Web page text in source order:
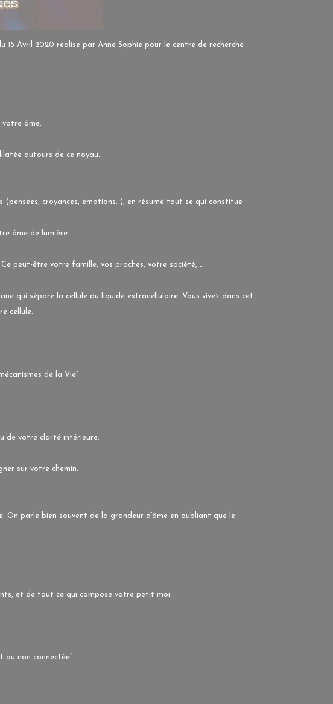
15 Avril 2020 réalisé par Anne Sophie pour le centre de recherche
votre âme.
autours de ce noyau.
croyances, émotions…), en résumé tout se qui constitue
âme de lumière.
peut-être votre famille, vos proches, votre société, ….
qui sépare la cellule du liquide extracellulaire. Vous vivez dans cet
cellule.
de la Vie”
de votre clarté intérieure.
sur votre chemin.
parle bien souvent de la grandeur d’âme en oubliant que le
et de tout ce qui compose votre petit moi.
non connectée”